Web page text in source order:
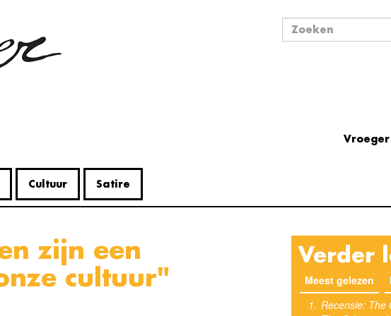
Cultuur Satire
Zoekveld
Vroeger
cultuur"
Verder
Meest gelezen
Recensie: The